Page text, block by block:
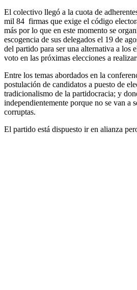
El colectivo llegó a la cuota de
mil 84 firmas que exige el código
más por lo que en este momento se
escogencia de sus delegados el 19 de
del partido para ser una alternativa a los
voto en las próximas elecciones a
Entre los temas abordados en la
postulación de candidatos a puesto de
tradicionalismo de la partidocracia; y
independientemente porque no se van a
corruptas.
El partido está dispuesto ir en alianza